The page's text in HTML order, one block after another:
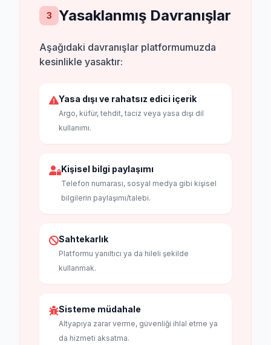
3 Yasaklanmış Davranışlar
Aşağıdaki davranışlar platformumuzda
kesinlikle yasaktır:
Yasa dışı ve rahatsız edici içerik
Argo, küfür, tehdit, taciz veya yasa dışı dil
kullanımı.
Kişisel bilgi paylaşımı
Telefon numarası, sosyal medya gibi kişisel
bilgilerin paylaşımı/talebi.
Sahtekarlık
Platformu yanıltıcı ya da hileli şekilde
kullanmak.
Sisteme müdahale
Altyapıya zarar verme, güvenliği ihlal etme ya
da hizmeti aksatma.